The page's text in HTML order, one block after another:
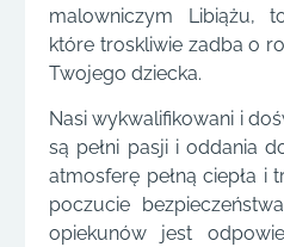
malowniczym Libiążu,
które troskliwie zadba o
Twojego dziecka.
Nasi wykwalifikowani i
są pełni pasji i oddania
atmosferę pełną ciepła i
poczucie
opiekunów jest